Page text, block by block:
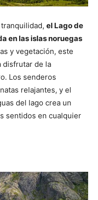
el Lago de
en las islas noruegas
y vegetación, este
disfrutar de la
Los senderos
relajantes, y el
del lago crea un
sentidos en cualquier